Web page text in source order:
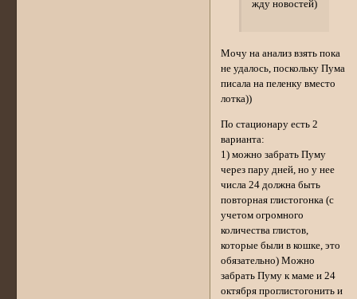
жду новостей)
Мочу на анализ взять пока
не удалось, поскольку Пума
писала на пеленку вместо
лотка))
По стационару есть 2
варианта:
1) можно забрать Пуму
через пару дней, но у нее
числа 24 должна быть
повторная глистогонка (с
учетом огромного
количества глистов,
которые были в кошке, это
обязательно) Можно
забрать Пуму к маме и 24
октября проглистогонить и